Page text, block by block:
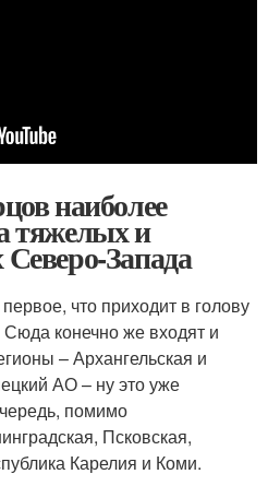
наиболее
тяжелых и
Запада
что приходит в голову
конечно же входят и
– Архангельская и
АО – ну это уже
помимо
Псковская,
Карелия и Коми.